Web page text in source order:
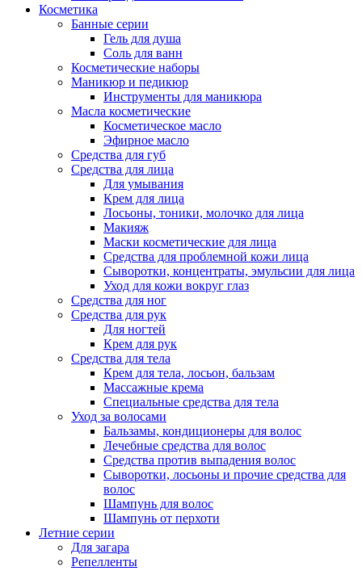
Косметика
Банные серии
Гель для душа
Соль для ванн
Косметические наборы
Маникюр и педикюр
Инструменты для маникюра
Масла косметические
Косметическое масло
Эфирное масло
Средства для губ
Средства для лица
Для умывания
Крем для лица
Лосьоны, тоники, молочко для лица
Макияж
Маски косметические для лица
Средства для проблемной кожи лица
Сыворотки, концентраты, эмульсии для лица
Уход для кожи вокруг глаз
Средства для ног
Средства для рук
Для ногтей
Крем для рук
Средства для тела
Крем для тела, лосьон, бальзам
Массажные крема
Специальные средства для тела
Уход за волосами
Бальзамы, кондиционеры для волос
Лечебные средства для волос
Средства против выпадения волос
Сыворотки, лосьоны и прочие средства для
волос
Шампунь для волос
Шампунь от перхоти
Летние серии
Для загара
Репелленты